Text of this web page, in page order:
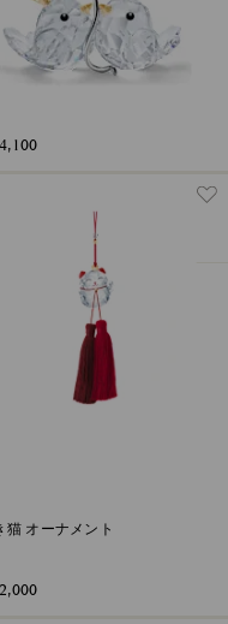
バード ピンクハート
猫 オーナメント